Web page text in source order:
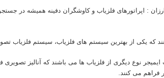
: اپراتورهای فلزیاب و کاوشگران دفینه همیشه در
که یکی از بهترین سیستم های فلزیاب، سیستم فلزیاب
ایمیجر نوع دیگری از فلزیاب ها می باشند که آنالیز
فراهم می کنند.